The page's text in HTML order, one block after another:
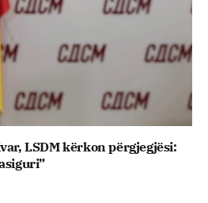
LSDM kërkon përgjegjësi: